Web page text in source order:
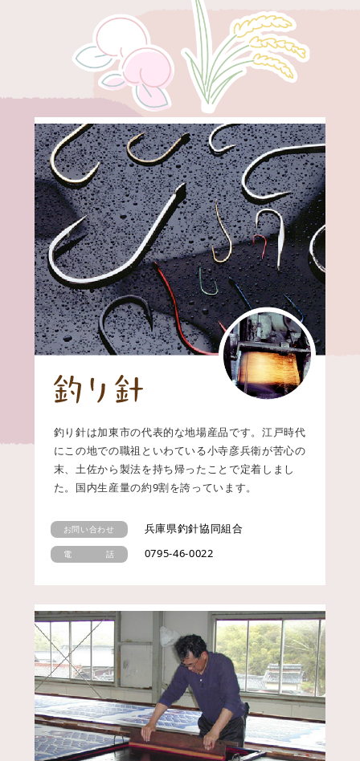
釣り針は加東市の代表的な地場産品です。江戸時代
にこの地での職祖といわている小寺彦兵衛が苦心の
末、土佐から製法を持ち帰ったことで定着しまし
た。国内生産量の約9割を誇っています。
お問い合わせ 兵庫県釣針協同組合
電 話 0795-46-0022